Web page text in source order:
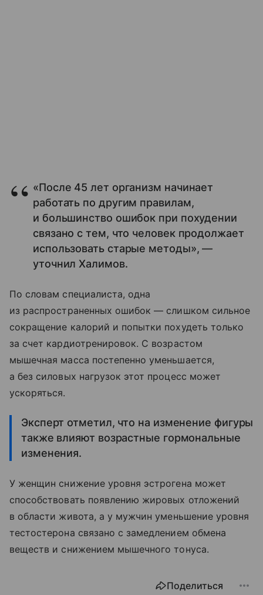
«После 45 лет организм начинает
работать по другим правилам,
и большинство ошибок при похудении
связано с тем, что человек продолжает
использовать старые методы», —
уточнил Халимов.
По словам специалиста, одна
из распространенных ошибок — слишком сильное
сокращение калорий и попытки похудеть только
за счет кардиотренировок. С возрастом
мышечная масса постепенно уменьшается,
а без силовых нагрузок этот процесс может
ускоряться.
Эксперт отметил, что на изменение фигуры
также влияют возрастные гормональные
изменения.
У женщин снижение уровня эстрогена может
способствовать появлению жировых отложений
в области живота, а у мужчин уменьшение уровня
тестостерона связано с замедлением обмена
веществ и снижением мышечного тонуса.
Поделиться